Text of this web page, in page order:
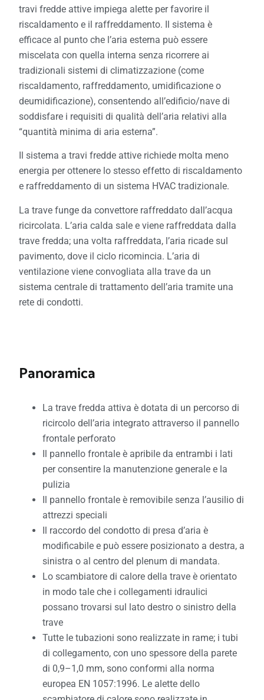
travi fredde attive impiega alette per favorire il
riscaldamento e il raffreddamento. Il sistema è
efficace al punto che l’aria esterna può essere
miscelata con quella interna senza ricorrere ai
tradizionali sistemi di climatizzazione (come
riscaldamento, raffreddamento, umidificazione o
deumidificazione), consentendo all’edificio/nave di
soddisfare i requisiti di qualità dell’aria relativi alla
“quantità minima di aria esterna”.
Il sistema a travi fredde attive richiede molta meno
energia per ottenere lo stesso effetto di riscaldamento
e raffreddamento di un sistema HVAC tradizionale.
La trave funge da convettore raffreddato dall’acqua
ricircolata. L’aria calda sale e viene raffreddata dalla
trave fredda; una volta raffreddata, l’aria ricade sul
pavimento, dove il ciclo ricomincia. L’aria di
ventilazione viene convogliata alla trave da un
sistema centrale di trattamento dell’aria tramite una
rete di condotti.
Panoramica
La trave fredda attiva è dotata di un percorso di
ricircolo dell’aria integrato attraverso il pannello
frontale perforato
Il pannello frontale è apribile da entrambi i lati
per consentire la manutenzione generale e la
pulizia
Il pannello frontale è removibile senza l’ausilio di
attrezzi speciali
Il raccordo del condotto di presa d’aria è
modificabile e può essere posizionato a destra, a
sinistra o al centro del plenum di mandata.
Lo scambiatore di calore della trave è orientato
in modo tale che i collegamenti idraulici
possano trovarsi sul lato destro o sinistro della
trave
Tutte le tubazioni sono realizzate in rame; i tubi
di collegamento, con uno spessore della parete
di 0,9–1,0 mm, sono conformi alla norma
europea EN 1057:1996. Le alette dello